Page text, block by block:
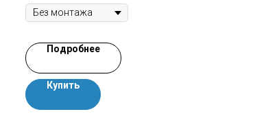
Подробнее
Купить